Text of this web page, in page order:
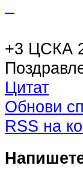
+3 ЦСКА
Цитат
Обнови
RSS на